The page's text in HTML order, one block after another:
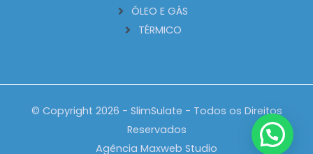
ÓLEO E GÁS
TÉRMICO
© Copyright 2026 - SlimSulate - Todos os Direitos
Reservados
Agência Maxweb Studio